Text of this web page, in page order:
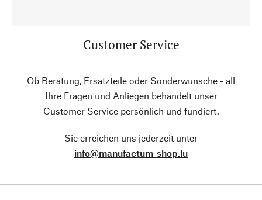
Customer Service
Ob Beratung, Ersatzteile oder Sonderwünsche - all
Ihre Fragen und Anliegen behandelt unser
Customer Service persönlich und fundiert.
Sie erreichen uns jederzeit unter
info@manufactum-shop.lu